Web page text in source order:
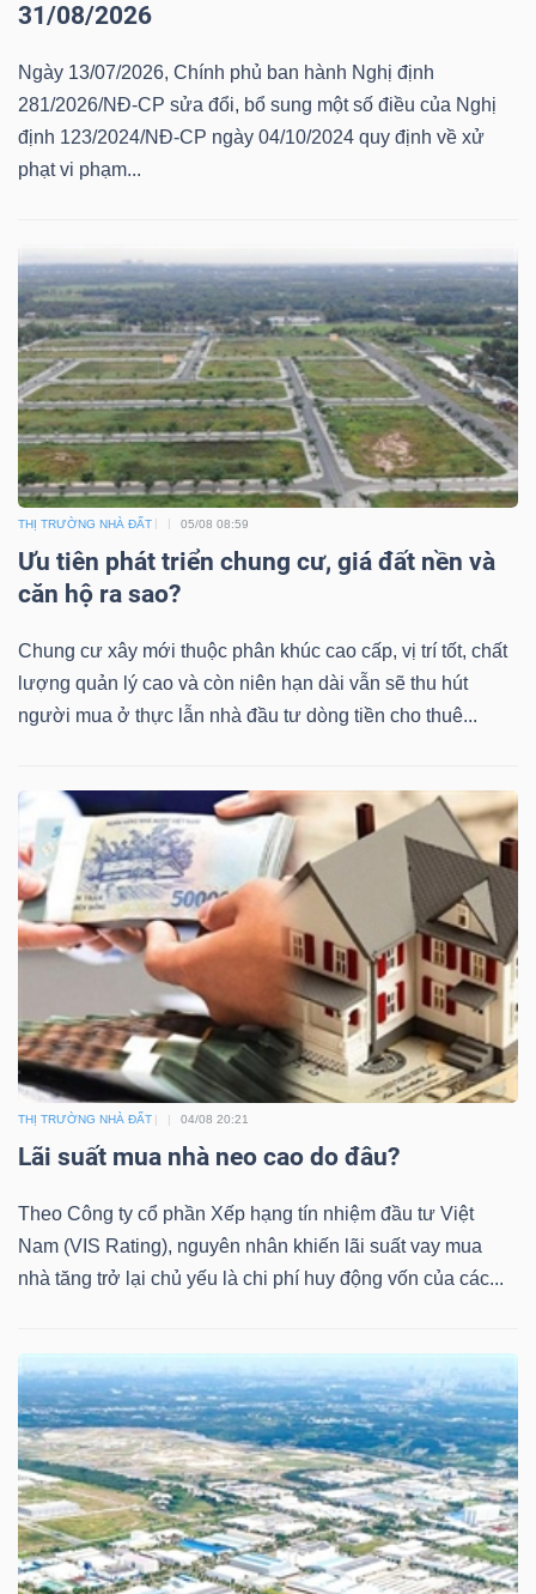
31/08/2026
Ngày 13/07/2026, Chính phủ ban hành Nghị định
281/2026/NĐ-CP sửa đổi, bổ sung một số điều của Nghị
định 123/2024/NĐ-CP ngày 04/10/2024 quy định về xử
phạt vi phạm...
THỊ TRƯỜNG NHÀ ĐẤT 05/08 08:59
Ưu tiên phát triển chung cư, giá đất nền và
căn hộ ra sao?
Chung cư xây mới thuộc phân khúc cao cấp, vị trí tốt, chất
lượng quản lý cao và còn niên hạn dài vẫn sẽ thu hút
người mua ở thực lẫn nhà đầu tư dòng tiền cho thuê...
THỊ TRƯỜNG NHÀ ĐẤT 04/08 20:21
Lãi suất mua nhà neo cao do đâu?
Theo Công ty cổ phần Xếp hạng tín nhiệm đầu tư Việt
Nam (VIS Rating), nguyên nhân khiến lãi suất vay mua
nhà tăng trở lại chủ yếu là chi phí huy động vốn của các...